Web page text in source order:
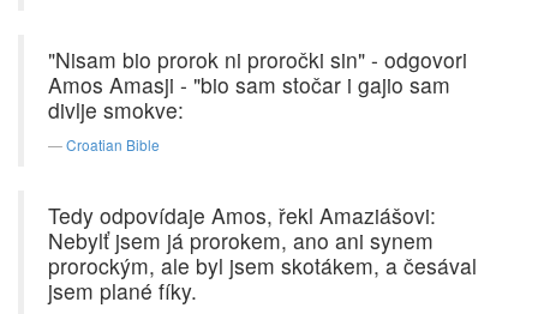
"Nisam bio prorok ni proročki sin" - odgovori
Amos Amasji - "bio sam stočar i gajio sam
divlje smokve:
Croatian Bible
Tedy odpovídaje Amos, řekl Amaziášovi:
Nebylť jsem já prorokem, ano ani synem
prorockým, ale byl jsem skotákem, a česával
jsem plané fíky.